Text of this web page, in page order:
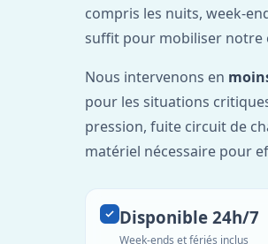
compris les nuits, week-
suffit pour mobiliser notre
Nous intervenons en
pour les situations
pression, fuite circuit de
matériel nécessaire pour
Disponible 24h/7
Week-ends et fériés inclus